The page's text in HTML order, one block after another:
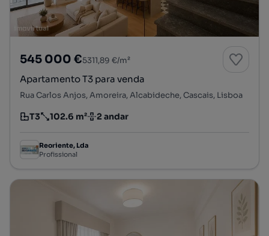
545 000 €5311,89 €/m²
Apartamento T3 para venda
Rua Carlos Anjos, Amoreira, Alcabideche, Cascais, Lisboa
Tipologia
T3
Preço por metro quadrado
102.6 m²
Andar 2 andar
Reoriente, Lda
Profissional